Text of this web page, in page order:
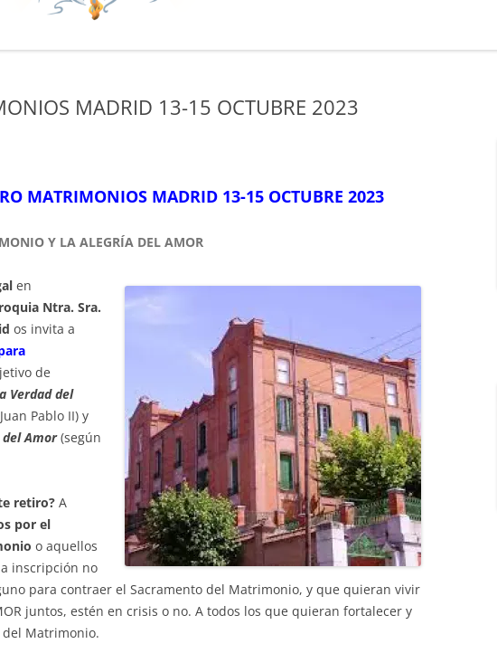
MADRID 13-15 OCTUBRE 2023
MATRIMONIOS MADRID 13-15 OCTUBRE 2023
Y LA ALEGRÍA DEL AMOR
en
Ntra. Sra.
os invita a
de
Verdad del
Pablo II) y
Amor(según
retiro? A
por el
o aquellos
inscripción no
para contraer el Sacramento del Matrimonio, y que quieran vivir
juntos, estén en crisis o no. A todos los que quieran fortalecer y
del Matrimonio.